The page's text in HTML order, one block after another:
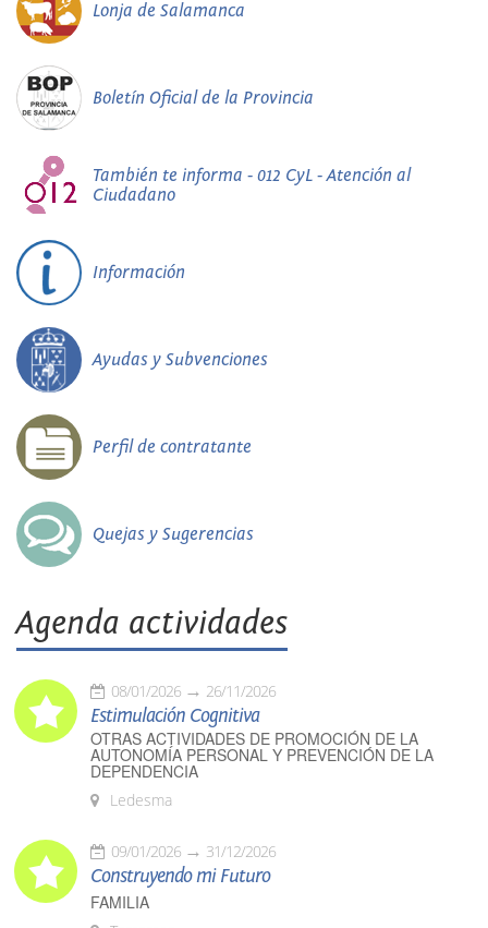
Lonja de Salamanca
Boletín Oficial de la Provincia
También te informa - 012 CyL - Atención al
Ciudadano
Información
Ayudas y Subvenciones
Perfil de contratante
Quejas y Sugerencias
Agenda actividades
08/01/2026 26/11/2026
Estimulación Cognitiva
OTRAS ACTIVIDADES DE PROMOCIÓN DE LA
AUTONOMÍA PERSONAL Y PREVENCIÓN DE LA
DEPENDENCIA
Ledesma
09/01/2026 31/12/2026
Construyendo mi Futuro
FAMILIA